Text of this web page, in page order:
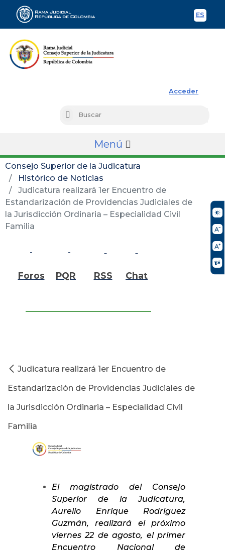
ES
Acceder
Buscar
Menú
Consejo Superior de la Judicatura
Histórico de Noticias
Judicatura realizará 1er Encuentro de
Estandarización de Providencias Judiciales de
la Jurisdicción Ordinaria – Especialidad Civil
Familia
Foros PQR RSS Chat
Judicatura realizará 1er Encuentro de
Estandarización de Providencias Judiciales de
la Jurisdicción Ordinaria – Especialidad Civil
Familia
El magistrado del Consejo
Superior de la Judicatura,
Aurelio Enrique Rodríguez
Guzmán, realizará el próximo
viernes 22 de agosto, el primer
Encuentro Nacional de